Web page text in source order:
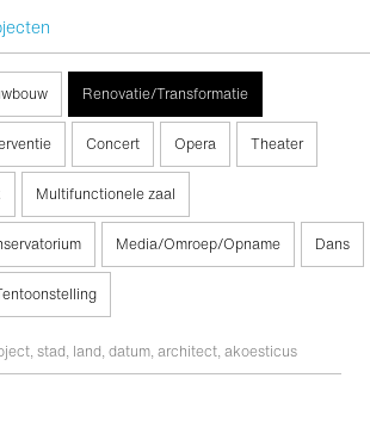
Renovatie/Transformatie
Concert Opera Theater
Multifunctionele zaal
Media/Omroep/Opname Dans